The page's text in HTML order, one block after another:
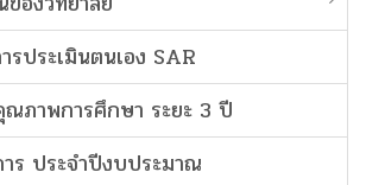
รประเมินตนเอง SAR
ภาพการศึกษา ระยะ 3 ปี
ร ประจำปีงบประมาณ